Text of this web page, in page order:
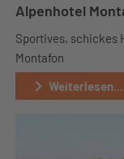
Alpenhotel
Sportives, schickes
Montafon
Weiterlesen...